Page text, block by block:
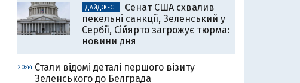
ДАЙДЖЕСТ
Сенат США схвалив
пекельні санкції, Зеленський у
Сербії, Сійярто загрожує тюрма:
новини дня
20:44 Стали відомі деталі першого візиту
Зеленського до Белграда